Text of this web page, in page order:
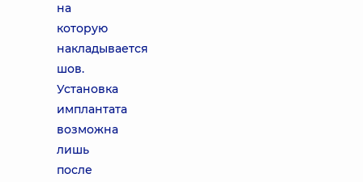
на
которую
накладывается
шов.
Установка
имплантата
возможна
лишь
после